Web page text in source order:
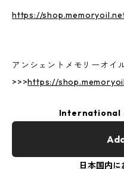
https://
アンシェントメモリーオ
>>>https://
International
日本国内